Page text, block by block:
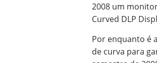
2008 um
Curved DLP
Por enquanto é
de curva para